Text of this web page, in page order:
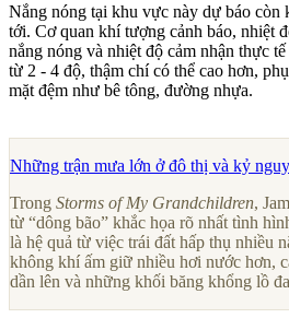
Nắng nóng tại khu vực này dự báo còn
tới. Cơ quan khí tượng cảnh báo, nhiệt
nắng nóng và nhiệt độ cảm nhận thực
từ 2 - 4 độ, thậm chí có thể cao hơn,
mặt đệm như bê tông, đường nhựa.
Những trận mưa lớn ở đô thị và kỷ
Trong Storms of My Grandchildren,
từ “dông bão” khắc họa rõ nhất tình
là hệ quả từ việc trái đất hấp thụ nhiều
không khí ấm giữ nhiều hơi nước hơn,
dần lên và những khối băng khổng lồ